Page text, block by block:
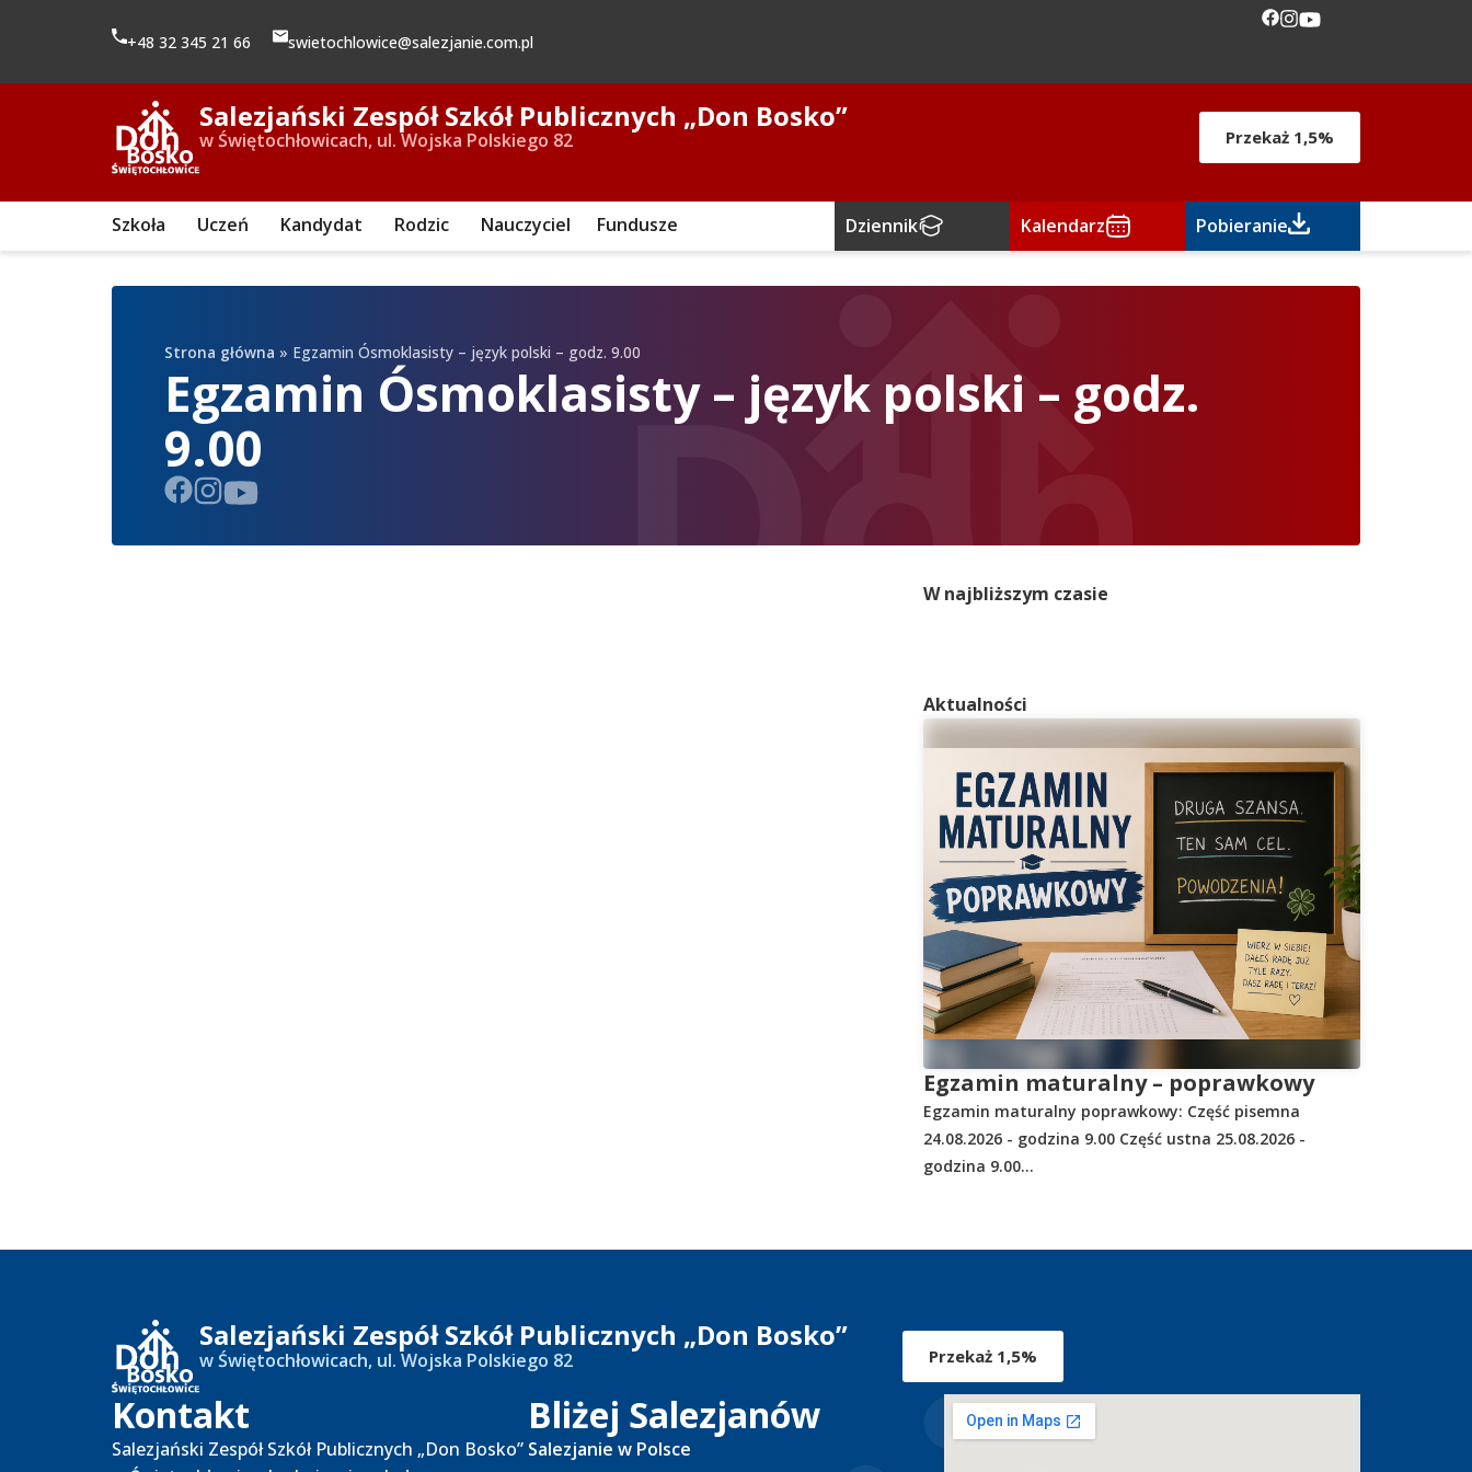
+48 32 345 21 66 swietochlowice@salezjanie.com.pl
Salezjański Zespół Szkół Publicznych „Don Bosko”
w Świętochłowicach, ul. Wojska Polskiego 82 Przekaż 1,5%
Szkoła Uczeń Kandydat Rodzic Nauczyciel Fundusze Dziennik Kalendarz Pobieranie
Strona główna » Egzamin Ósmoklasisty – język polski – godz. 9.00
Egzamin Ósmoklasisty – język polski – godz.
9.00
W najbliższym czasie
Aktualności
Egzamin maturalny – poprawkowy
Egzamin maturalny poprawkowy: Część pisemna
24.08.2026 - godzina 9.00 Część ustna 25.08.2026 -
godzina 9.00...
Salezjański Zespół Szkół Publicznych „Don Bosko”
w Świętochłowicach, ul. Wojska Polskiego 82 Przekaż 1,5%
Kontakt
Salezjański Zespół Szkół Publicznych „Don Bosko”
Bliżej Salezjanów
Salezjanie w Polsce